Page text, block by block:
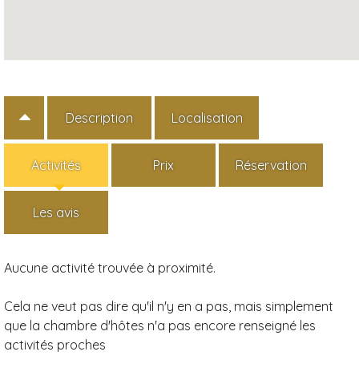
Description Localisation
Activités Prix Réservation
Les avis
Aucune activité trouvée à proximité.
Cela ne veut pas dire qu'il n'y en a pas, mais simplement
que la chambre d'hôtes n'a pas encore renseigné les
activités proches